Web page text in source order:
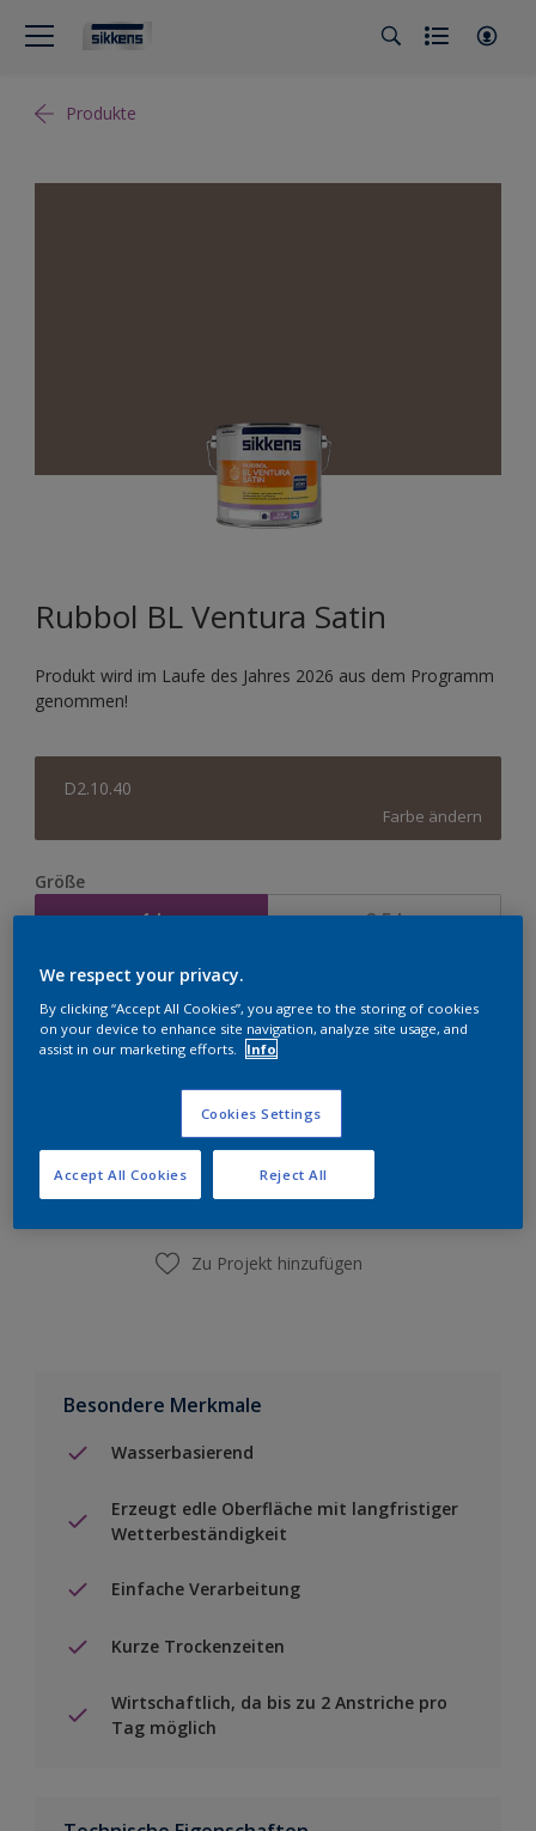
Produkte
Rubbol BL Ventura Satin
Produkt wird im Laufe des Jahres 2026 aus dem Programm
genommen!
D2.10.40
Farbe ändern
Größe
1 l 2,5 l
Menge
Zur Einkaufsliste hinzufügen
Einen Händler finden
Zu Projekt hinzufügen
Besondere Merkmale
Wasserbasierend
Erzeugt edle Oberfläche mit langfristiger
Wetterbeständigkeit
Einfache Verarbeitung
Kurze Trockenzeiten
Wirtschaftlich, da bis zu 2 Anstriche pro
Tag möglich
We respect your privacy.
By clicking “Accept All Cookies”, you agree to the storing of cookies
on your device to enhance site navigation, analyze site usage, and
assist in our marketing efforts.
Info
Cookies Settings
Reject All
Accept All Cookies